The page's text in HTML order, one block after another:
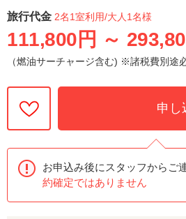
旅行代金 2名1室利用/大人1名様
111,800円 ～
（燃油サーチャージ含む) ※諸税費別途
申し
お申込み後にスタッフからご
約確定ではありません